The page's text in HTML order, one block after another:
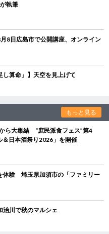
執筆
8日広島市で公開講座、オンライン
し算命」】天空を見上げて
もっと見る
ら大集結 “庶民派食フェス”第4
＆日本酒祭り2026」を開催
体験 埼玉県加須市の「ファミリー
治川で秋のマルシェ